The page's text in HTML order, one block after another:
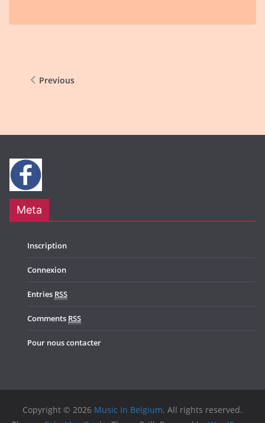
Previous
Meta
Inscription
Connexion
Entries RSS
Comments RSS
Pour nous contacter
Copyright © 2026 Music In Belgium. All rights reserved.